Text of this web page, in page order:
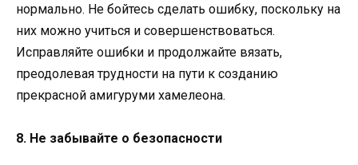
нормально. Не бойтесь сделать ошибку, поскольку на
них можно учиться и совершенствоваться.
Исправляйте ошибки и продолжайте вязать,
преодолевая трудности на пути к созданию
прекрасной амигуруми хамелеона.
8. Не забывайте о безопасности